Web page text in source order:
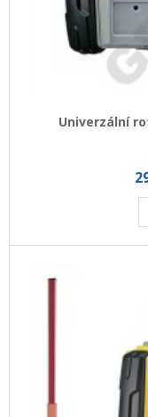
Univerzální